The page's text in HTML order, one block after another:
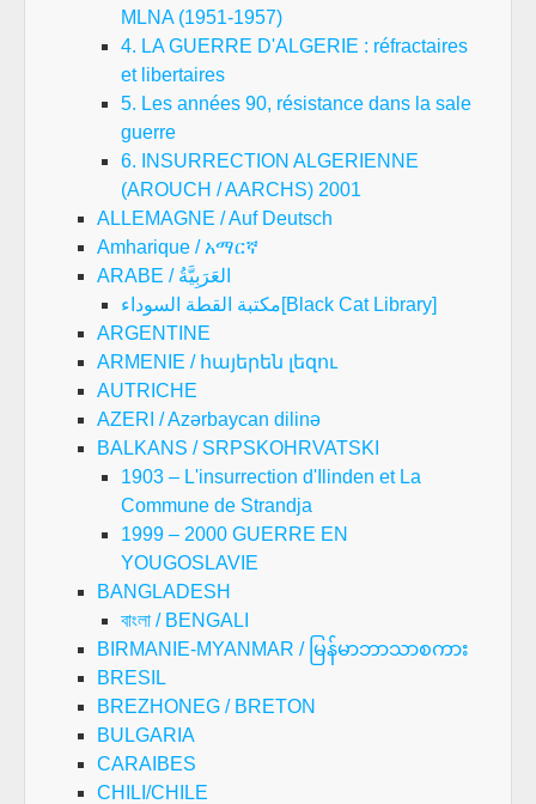
MLNA (1951-1957)
4. LA GUERRE D'ALGERIE : réfractaires
et libertaires
5. Les années 90, résistance dans la sale
guerre
6. INSURRECTION ALGERIENNE
(AROUCH / AARCHS) 2001
ALLEMAGNE / Auf Deutsch
Amharique / አማርኛ
ARABE / العَرَبِيَّةُ
مكتبة القطة السوداء[Black Cat Library]
ARGENTINE
ARMENIE / հայերեն լեզու
AUTRICHE
AZERI / Azərbaycan dilinə
BALKANS / SRPSKOHRVATSKI
1903 – L'insurrection d'Ilinden et La
Commune de Strandja
1999 – 2000 GUERRE EN
YOUGOSLAVIE
BANGLADESH
বাংলা / BENGALI
BIRMANIE-MYANMAR / မြန်မာဘာသာစကား
BRESIL
BREZHONEG / BRETON
BULGARIA
CARAIBES
CHILI/CHILE